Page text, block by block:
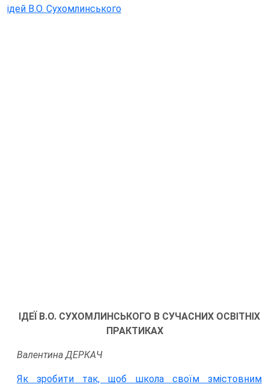
ідей В.О. Сухомлинського
ІДЕЇ В.О. СУХОМЛИНСЬКОГО В СУЧАСНИХ ОСВІТНІХ
ПРАКТИКАХ
Валентина ДЕРКАЧ
Як зробити так, щоб школа своїм змістовним